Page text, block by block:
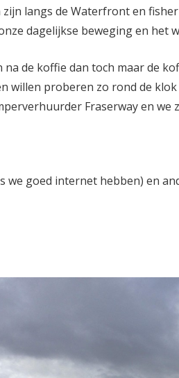
langs de Waterfront en
dagelijkse beweging en het
na de koffie dan toch maar de
willen proberen zo rond de
Fraserway en
we goed internet hebben) en